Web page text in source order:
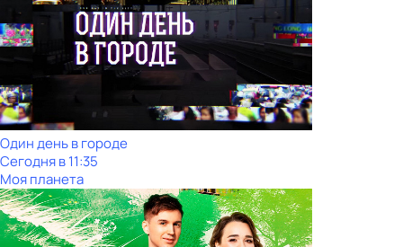
Один день в городе
Сегодня в 11:35
Моя планета